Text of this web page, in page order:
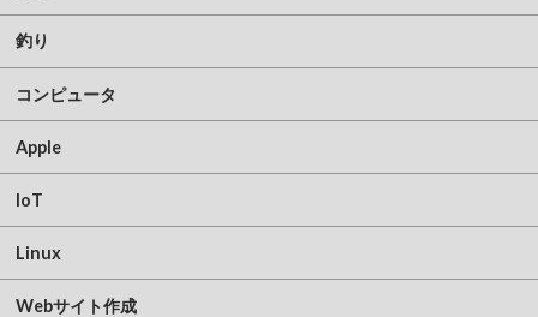
釣り
コンピュータ
Apple
IoT
Linux
Webサイト作成